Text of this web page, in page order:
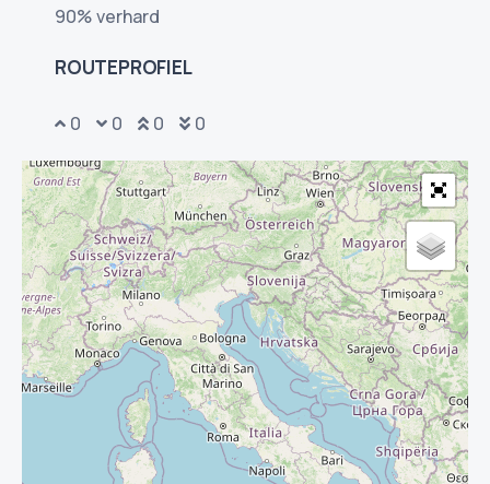
90% verhard
ROUTEPROFIEL
0 0 0 0